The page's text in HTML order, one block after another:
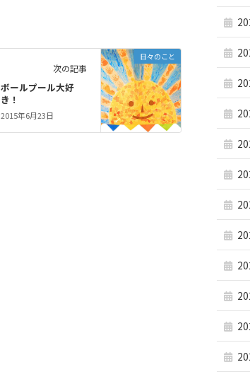
日々のこと
次の記事
ボールプール大好
き！
2015年6月23日